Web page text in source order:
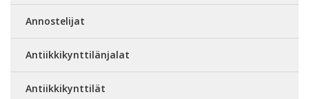
Annostelijat
Antiikkikynttilänjalat
Antiikkikynttilät